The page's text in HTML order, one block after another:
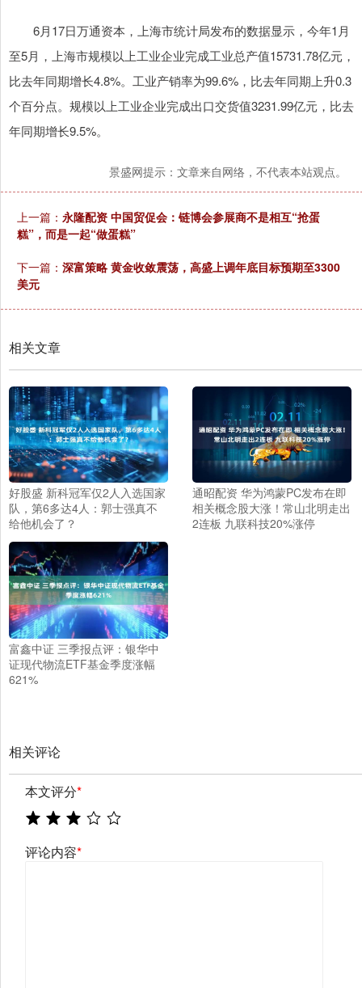
6月17日万通资本，上海市统计局发布的数据显示，今年1月
至5月，上海市规模以上工业企业完成工业总产值15731.78亿元，
比去年同期增长4.8%。工业产销率为99.6%，比去年同期上升0.3
个百分点。规模以上工业企业完成出口交货值3231.99亿元，比去
年同期增长9.5%。
景盛网提示：文章来自网络，不代表本站观点。
上一篇： 永隆配资 中国贸促会：链博会参展商不是相互“抢蛋
糕”，而是一起“做蛋糕”
下一篇： 深富策略 黄金收敛震荡，高盛上调年底目标预期至3300
美元
相关文章
好股盛 新科冠军仅2人入选国家
队，第6多达4人：郭士强真不
给他机会了？
通昭配资 华为鸿蒙PC发布在即
相关概念股大涨！常山北明走出
2连板 九联科技20%涨停
富鑫中证 三季报点评：银华中
证现代物流ETF基金季度涨幅
621%
相关评论
本文评分*
评论内容*